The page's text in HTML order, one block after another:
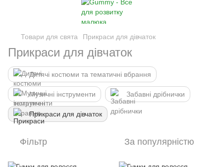
Товари для свята Прикраси для дівчаток
Прикраси для дівчаток
Дитячі костюми та тематичні вбрання
Музичні інструменти Забавні дрібнички
Прикраси для дівчаток
Фільтр За популярністю